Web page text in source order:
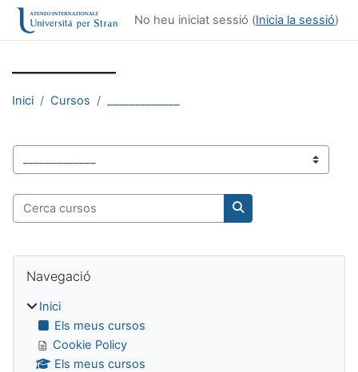
Ves al contingut principal
No heu iniciat sessió (Inicia la sessió)
Inici Cursos
Categories de cursos
Cerca cursos
Cerca cursos
Blocs
Navegació
Inici
Els meus cursos
Cookie Policy
Els meus cursos